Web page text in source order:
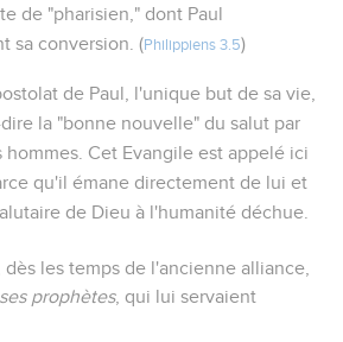
de "pharisien," dont Paul
sa conversion. (Philippiens 3.5)
de Paul, l'unique but de sa vie,
la "bonne nouvelle" du salut par
hommes. Cet Evangile est appelé ici
qu'il émane directement de lui et
de Dieu à l'humanité déchue.
dès les temps de l'ancienne alliance,
prophètes, qui lui servaient